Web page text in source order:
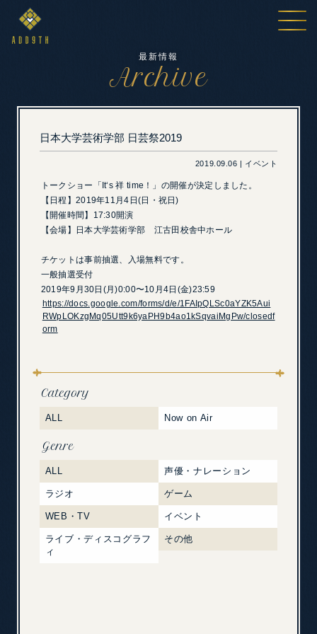
最新情報
Archive
日本大学芸術学部 日芸祭2019
2019.09.06 | イベント
トークショー「It‘s 祥 time！」の開催が決定しました。
【日程】2019年11月4日(日・祝日)
【開催時間】17:30開演
【会場】日本大学芸術学部 江古田校舎中ホール
チケットは事前抽選、入場無料です。
一般抽選受付
2019年9月30日(月)0:00〜10月4日(金)23:59
https://docs.google.com/forms/d/e/1FAIpQLSc0aYZK5Aui
RWpLOKzgMq05Utt9k6yaPH9b4ao1kSqvaiMgPw/closedf
orm
Category
ALL Now on Air
Genre
ALL 声優・ナレーション
ラジオ ゲーム
WEB・TV イベント
ライブ・ディスコグラフ
ィ
その他